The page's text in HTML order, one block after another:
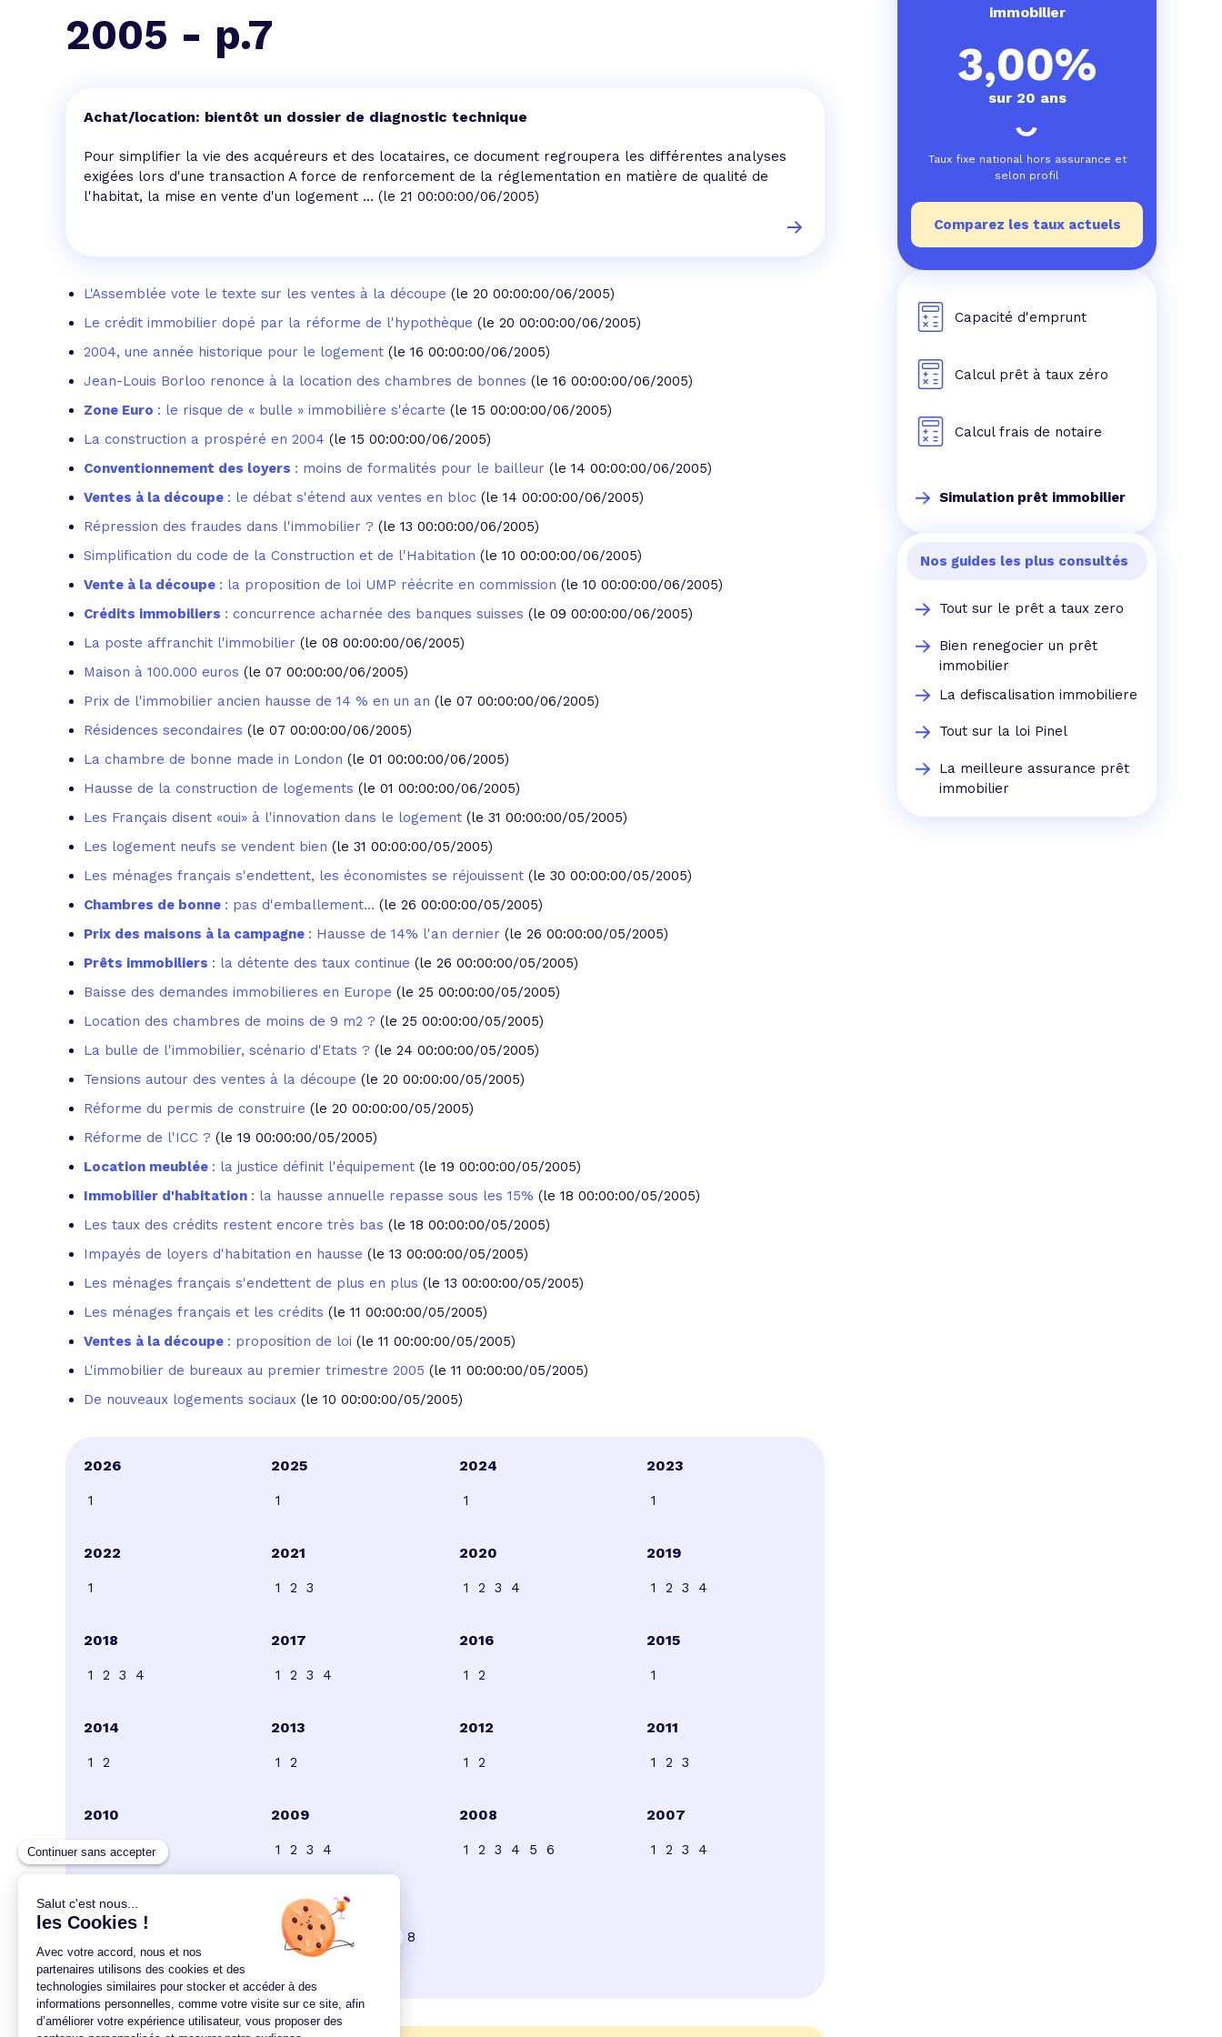
Profitez de notre expertise au meilleur taux !
Toutes les simulations de rachat de crédit
2005 - p.7
Achat/location: bientôt un dossier de diagnostic technique
Pour simplifier la vie des acquéreurs et des locataires, ce document regroupera les différentes analyses
exigées lors d'une transaction A force de renforcement de la réglementation en matière de qualité de
l'habitat, la mise en vente d'un logement ... (le 21 00:00:00/06/2005)
L'Assemblée vote le texte sur les ventes à la découpe (le 20 00:00:00/06/2005)
Le crédit immobilier dopé par la réforme de l'hypothèque (le 20 00:00:00/06/2005)
2004, une année historique pour le logement (le 16 00:00:00/06/2005)
Jean-Louis Borloo renonce à la location des chambres de bonnes (le 16 00:00:00/06/2005)
Zone Euro : le risque de « bulle » immobilière s'écarte (le 15 00:00:00/06/2005)
La construction a prospéré en 2004 (le 15 00:00:00/06/2005)
Conventionnement des loyers : moins de formalités pour le bailleur (le 14 00:00:00/06/2005)
Ventes à la découpe : le débat s'étend aux ventes en bloc (le 14 00:00:00/06/2005)
Répression des fraudes dans l'immobilier ? (le 13 00:00:00/06/2005)
Simplification du code de la Construction et de l'Habitation (le 10 00:00:00/06/2005)
Vente à la découpe : la proposition de loi UMP réécrite en commission (le 10 00:00:00/06/2005)
Crédits immobiliers : concurrence acharnée des banques suisses (le 09 00:00:00/06/2005)
La poste affranchit l'immobilier (le 08 00:00:00/06/2005)
Maison à 100.000 euros (le 07 00:00:00/06/2005)
Prix de l'immobilier ancien hausse de 14 % en un an (le 07 00:00:00/06/2005)
Résidences secondaires (le 07 00:00:00/06/2005)
La chambre de bonne made in London (le 01 00:00:00/06/2005)
Hausse de la construction de logements (le 01 00:00:00/06/2005)
Les Français disent «oui» à l'innovation dans le logement (le 31 00:00:00/05/2005)
Les logement neufs se vendent bien (le 31 00:00:00/05/2005)
Les ménages français s'endettent, les économistes se réjouissent (le 30 00:00:00/05/2005)
Chambres de bonne : pas d'emballement... (le 26 00:00:00/05/2005)
Prix des maisons à la campagne : Hausse de 14% l'an dernier (le 26 00:00:00/05/2005)
Prêts immobiliers : la détente des taux continue (le 26 00:00:00/05/2005)
Baisse des demandes immobilieres en Europe (le 25 00:00:00/05/2005)
Location des chambres de moins de 9 m2 ? (le 25 00:00:00/05/2005)
La bulle de l'immobilier, scénario d'Etats ? (le 24 00:00:00/05/2005)
Tensions autour des ventes à la découpe (le 20 00:00:00/05/2005)
Réforme du permis de construire (le 20 00:00:00/05/2005)
Réforme de l'ICC ? (le 19 00:00:00/05/2005)
Location meublée : la justice définit l'équipement (le 19 00:00:00/05/2005)
Immobilier d'habitation : la hausse annuelle repasse sous les 15% (le 18 00:00:00/05/2005)
Les taux des crédits restent encore très bas (le 18 00:00:00/05/2005)
Impayés de loyers d'habitation en hausse (le 13 00:00:00/05/2005)
Les ménages français s'endettent de plus en plus (le 13 00:00:00/05/2005)
Les ménages français et les crédits (le 11 00:00:00/05/2005)
Ventes à la découpe : proposition de loi (le 11 00:00:00/05/2005)
L'immobilier de bureaux au premier trimestre 2005 (le 11 00:00:00/05/2005)
De nouveaux logements sociaux (le 10 00:00:00/05/2005)
2026
1
2025
1
2024
1
2023
1
2022
1
2021
1 2 3
2020
1 2 3 4
2019
1 2 3 4
2018
1 2 3 4
2017
1 2 3 4
2016
1 2
2015
1
2014
1 2
2013
1 2
2012
1 2
2011
1 2 3
2010
1 2 3
2009
1 2 3 4
2008
1 2 3 4 5 6
2007
1 2 3 4
2006 2005
2 3 4 5
8
immobilier
3,00%
sur 20 ans
Taux fixe national hors assurance et
selon profil
Comparez les taux actuels
Capacité d'emprunt
Calcul prêt à taux zéro
Calcul frais de notaire
Simulation prêt immobilier
Nos guides les plus consultés
Tout sur le prêt a taux zero
Bien renegocier un prêt
immobilier
La defiscalisation immobiliere
Tout sur la loi Pinel
La meilleure assurance prêt
immobilier